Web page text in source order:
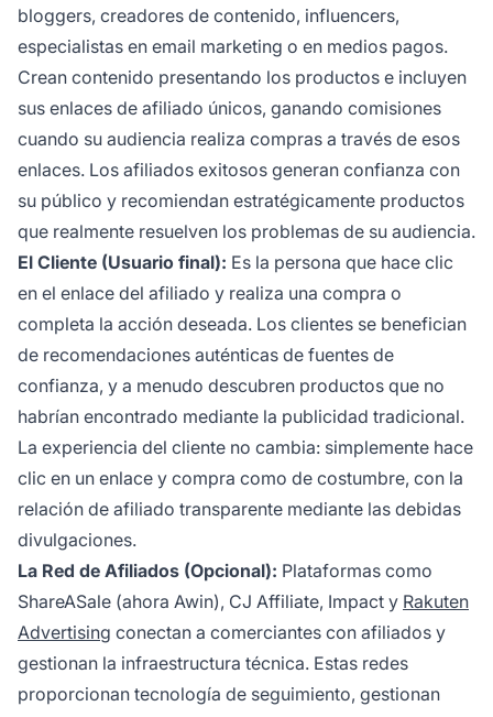
bloggers, creadores de contenido, influencers,
especialistas en email marketing o en medios pagos.
Crean contenido presentando los productos e incluyen
sus enlaces de afiliado únicos, ganando comisiones
cuando su audiencia realiza compras a través de esos
enlaces. Los afiliados exitosos generan confianza con
su público y recomiendan estratégicamente productos
que realmente resuelven los problemas de su audiencia.
El Cliente (Usuario final): Es la persona que hace clic
en el enlace del afiliado y realiza una compra o
completa la acción deseada. Los clientes se benefician
de recomendaciones auténticas de fuentes de
confianza, y a menudo descubren productos que no
habrían encontrado mediante la publicidad tradicional.
La experiencia del cliente no cambia: simplemente hace
clic en un enlace y compra como de costumbre, con la
relación de afiliado transparente mediante las debidas
divulgaciones.
La Red de Afiliados (Opcional): Plataformas como
ShareASale (ahora Awin), CJ Affiliate, Impact y Rakuten
Advertising conectan a comerciantes con afiliados y
gestionan la infraestructura técnica. Estas redes
proporcionan tecnología de seguimiento, gestionan